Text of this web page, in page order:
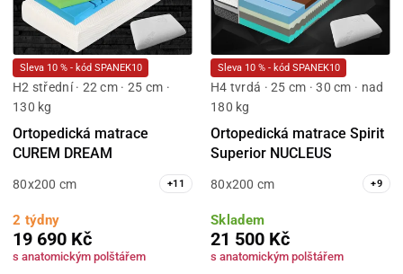
Sleva 10 % - kód SPANEK10
H2 střední · 22 cm · 25 cm ·
130 kg
Ortopedická matrace
CUREM DREAM
80x200 cm +11
2 týdny
19 690 Kč
s anatomickým polštářem
Sleva 10 % - kód SPANEK10
H4 tvrdá · 25 cm · 30 cm · nad
180 kg
Ortopedická matrace Spirit
Superior NUCLEUS
80x200 cm +9
Skladem
21 500 Kč
s anatomickým polštářem